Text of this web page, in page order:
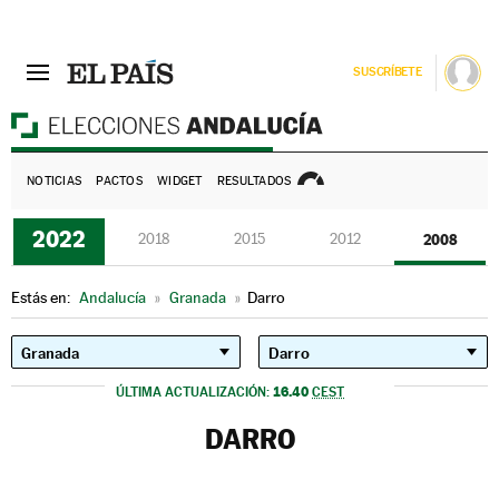
SUSCRÍBETE
NOTICIAS PACTOS WIDGET RESULTADOS
2022 2018 2015 2012 2008
Estás en: Andalucía » Granada » Darro
ÚLTIMA ACTUALIZACIÓN: 16.40 CEST
DARRO